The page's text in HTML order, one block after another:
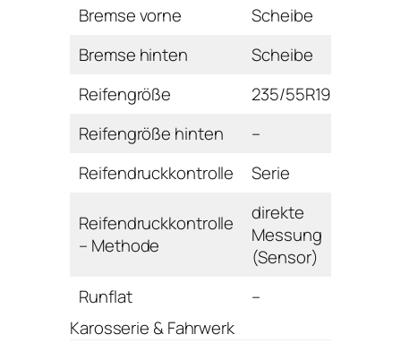
Bremse vorne
Scheibe
Bremse hinten
Scheibe
Reifengröße
235/55R19
Reifengröße hinten
–
Reifendruckkontrolle
Serie
Reifendruckkontrolle
– Methode
direkte
Messung
(Sensor)
Runflat
–
Karosserie & Fahrwerk